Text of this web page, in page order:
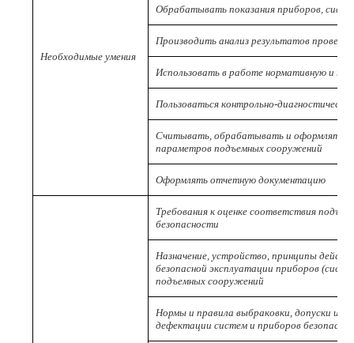
Необходимые умения
Обрабатывать показания приборов,
Производить анализ результатов
Использовать в работе нормативную и
Пользоваться контрольно-
Считывать, обрабатывать и оформлять
параметров подъемных сооружений
Оформлять отчетную документацию
Требования к оценке соответствия
безопасности
Назначение, устройство, принципы
безопасной эксплуатации приборов
подъемных сооружений
Нормы и правила выбраковки, допуски и
дефектации систем и приборов